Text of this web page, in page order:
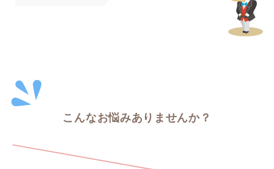
こんなお悩みありませんか？